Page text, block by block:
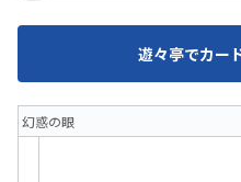
遊々亭でカー
幻惑の眼